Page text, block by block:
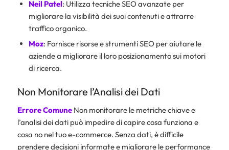
Neil Patel: Utilizza tecniche SEO avanzate per
migliorare la visibilità dei suoi contenuti e attrarre
traffico organico.
Moz: Fornisce risorse e strumenti SEO per aiutare le
aziende a migliorare il loro posizionamento sui motori
di ricerca.
Non Monitorare l’Analisi dei Dati
Errore ComuneNon monitorare le metriche chiave e
l’analisi dei dati può impedire di capire cosa funziona e
cosa no nel tuo e-commerce. Senza dati, è difficile
prendere decisioni informate e migliorare le performance